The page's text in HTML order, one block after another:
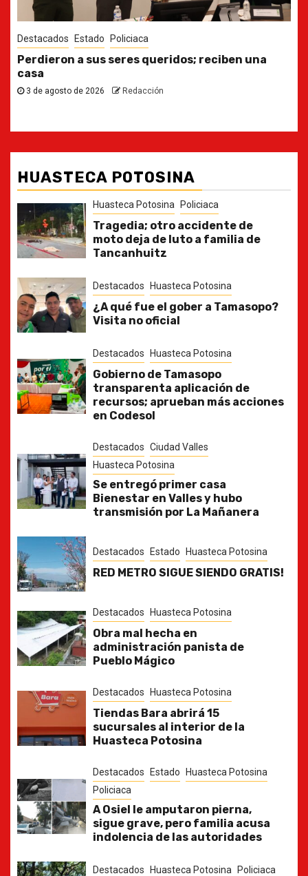
Destacados Estado
Ya casi, el quinto informe del Gobernador
30 de julio de 2026
HUASTECA POTOSINA
Huasteca Potosina Policiaca
Tragedia; otro accidente de
moto deja de luto a familia de
Tancanhuitz
Destacados Huasteca Potosina
¿A qué fue el gober a Tamasopo?
Visita no oficial
Destacados Huasteca Potosina
Gobierno de Tamasopo
transparenta aplicación de
recursos; aprueban más acciones
en Codesol
Destacados Ciudad Valles
Huasteca Potosina
Se entregó primer casa
Bienestar en Valles y hubo
transmisión por La Mañanera
Destacados Estado Huasteca Potosina
RED METRO SIGUE SIENDO GRATIS!
Destacados Huasteca Potosina
Obra mal hecha en
administración panista de
Pueblo Mágico
Destacados Huasteca Potosina
Tiendas Bara abrirá 15
sucursales al interior de la
Huasteca Potosina
Destacados Estado
Huasteca Potosina
Policiaca
A Osiel le amputaron pierna,
sigue grave, pero familia acusa
indolencia de las autoridades
Destacados Huasteca Potosina Policiaca